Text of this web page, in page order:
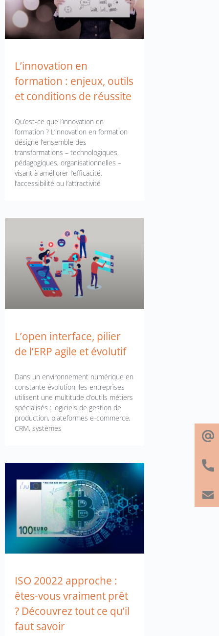
L’innovation en
formation : enjeux, outils
et conditions de réussite
Qu’est-ce que l’innovation en
formation ? L’innovation en formation
désigne l’ensemble des
transformations – technologiques,
pédagogiques, organisationnelles –
visant à améliorer l’efficacité,
l’accessibilité ou l’attractivité
L’open interface, pilier
de l’ERP agile et évolutif
Dans un environnement numérique en
constante évolution, les entreprises
utilisent une multitude d’outils métiers
spécialisés : logiciels de gestion de
production, plateformes e-commerce,
CRM, systèmes
ISO 20022 approche :
êtes-vous vraiment prêt
? Découvrez tout ce qu’il
faut savoir